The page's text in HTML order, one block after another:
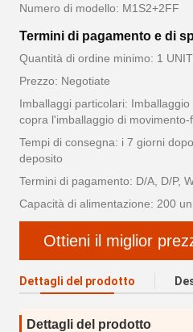
Numero di modello: M1S2+2FF
Termini di pagamento e di
Quantità di ordine minimo: 1
Prezzo: Negotiate
Imballaggi particolari:
copra l'imballaggio di movimento-
Tempi di consegna: i 7 giorni
deposito
Termini di pagamento: D/A, D/P,
Capacità di alimentazione: 200
Ottieni il miglior
Dettagli del prodotto
Dettagli del prodotto